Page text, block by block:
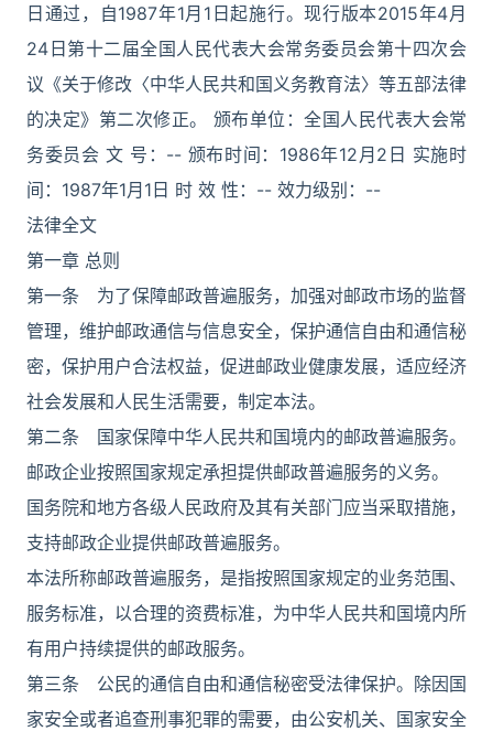
日通过，自1987年1月1日起施行。现行版本2015年4月
24日第十二届全国人民代表大会常务委员会第十四次会
议《关于修改〈中华人民共和国义务教育法〉等五部法律
的决定》第二次修正。 颁布单位：全国人民代表大会常
务委员会 文 号：-- 颁布时间：1986年12月2日 实施时
间：1987年1月1日 时 效 性：-- 效力级别：--
法律全文
第一章 总则
第一条 为了保障邮政普遍服务，加强对邮政市场的监督
管理，维护邮政通信与信息安全，保护通信自由和通信秘
密，保护用户合法权益，促进邮政业健康发展，适应经济
社会发展和人民生活需要，制定本法。
第二条 国家保障中华人民共和国境内的邮政普遍服务。
邮政企业按照国家规定承担提供邮政普遍服务的义务。
国务院和地方各级人民政府及其有关部门应当采取措施，
支持邮政企业提供邮政普遍服务。
本法所称邮政普遍服务，是指按照国家规定的业务范围、
服务标准，以合理的资费标准，为中华人民共和国境内所
有用户持续提供的邮政服务。
第三条 公民的通信自由和通信秘密受法律保护。除因国
家安全或者追查刑事犯罪的需要，由公安机关、国家安全